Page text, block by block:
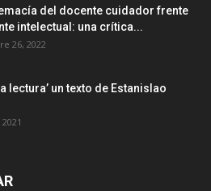
del docente cuidador frente
intelectual: una crítica...
26, 2022
lectura’ un texto de Estanislao